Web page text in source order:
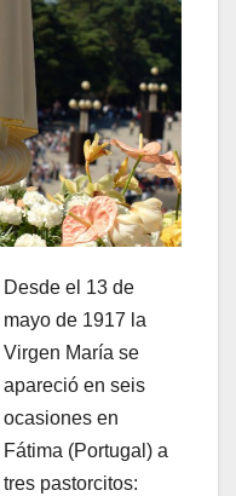
Desde el 13 de
mayo de 1917 la
Virgen María se
apareció en seis
ocasiones en
Fátima (Portugal) a
tres pastorcitos: